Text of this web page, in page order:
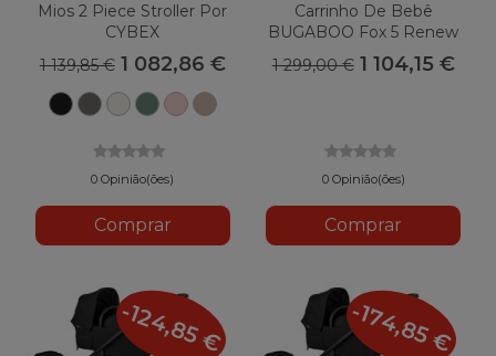
Mios 2 Piece Stroller Por
CYBEX
1 139,85 € 1 082,86 €
SépiaMiragem
OffFolhaPêssego
Bege
0 Opinião(ões)
Comprar
Carrinho De Bebê
BUGABOO Fox 5 Renew
Vermelho Cereja
1 299,00 € 1 104,15 €
0 Opinião(ões)
Comprar
-124,85 € -174,85 €